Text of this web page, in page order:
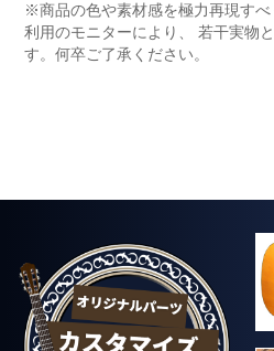
※商品の色や素材感を極力再現す
利用のモニターにより、 若干実物
す。何卒ご了承ください。